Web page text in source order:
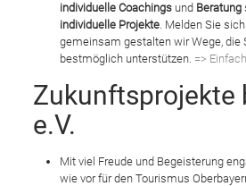
individuelle Coachingsund Beratung
individuelle Projekte. Melden Sie
gemeinsam gestalten wir Wege, die
bestmöglich unterstützen. =>
Zukunftsprojekte
e.V.
Mit viel Freude und Begeisterung
wie vor für den Tourismus